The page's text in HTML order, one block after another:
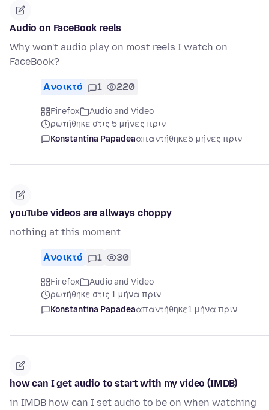
Audio on FaceBook reels
Why won't audio play on most reels I watch on
FaceBook?
Ανοικτό 1 220
Firefox
Audio and Video
ρωτήθηκε στις 5 μήνες πριν
Konstantina Papadeaαπαντήθηκε5 μήνες πριν
youTube videos are allways choppy
nothing at this moment
Ανοικτό 1 30
Firefox
Audio and Video
ρωτήθηκε στις 1 μήνα πριν
Konstantina Papadeaαπαντήθηκε1 μήνα πριν
how can I get audio to start with my video (IMDB)
in IMDB how can I set audio to be on when watching